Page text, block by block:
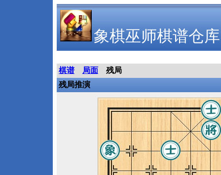
象棋巫师棋谱仓库
棋谱 局面
残局
残局推演